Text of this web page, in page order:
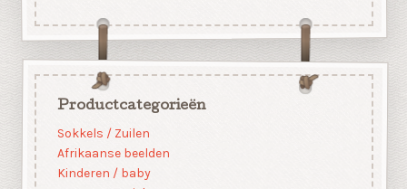
Productcategorieën
Sokkels / Zuilen
Afrikaanse beelden
Kinderen / baby